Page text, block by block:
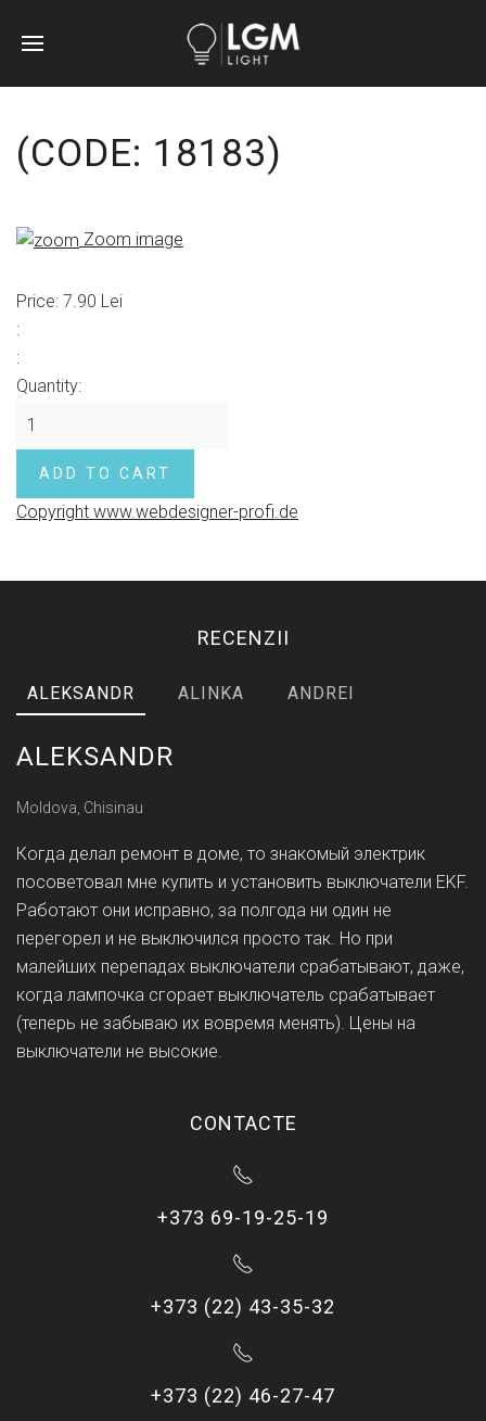
(CODE: 18183)
Zoom image
Price: 7.90 Lei
:
:
Quantity:
Copyright www.webdesigner-profi.de
RECENZII
ALEKSANDR ALINKA ANDREI
ALEKSANDR
Moldova, Chisinau
Когда делал ремонт в доме, то знакомый электрик
посоветовал мне купить и установить выключатели EKF.
Работают они исправно, за полгода ни один не
перегорел и не выключился просто так. Но при
малейших перепадах выключатели срабатывают, даже,
когда лампочка сгорает выключатель срабатывает
(теперь не забываю их вовремя менять). Цены на
выключатели не высокие.
CONTACTE
+373 69-19-25-19
+373 (22) 43-35-32
+373 (22) 46-27-47